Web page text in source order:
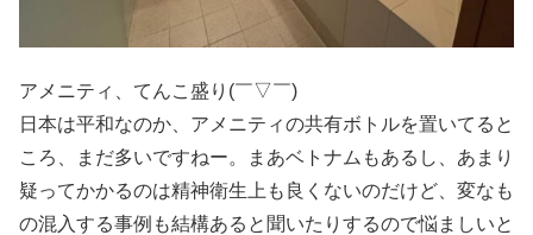
アメニティ、てんこ盛り(￣▽￣)
日本は平和なのか、アメニティの共有ボトルを置いてると
ころ、まだ多いですねー。まあベトナムもあるし、あまり
疑ってかかるのは精神衛生上も良くないのだけど、変なも
の混入する事例も結構あると聞いたりするので悩ましいと